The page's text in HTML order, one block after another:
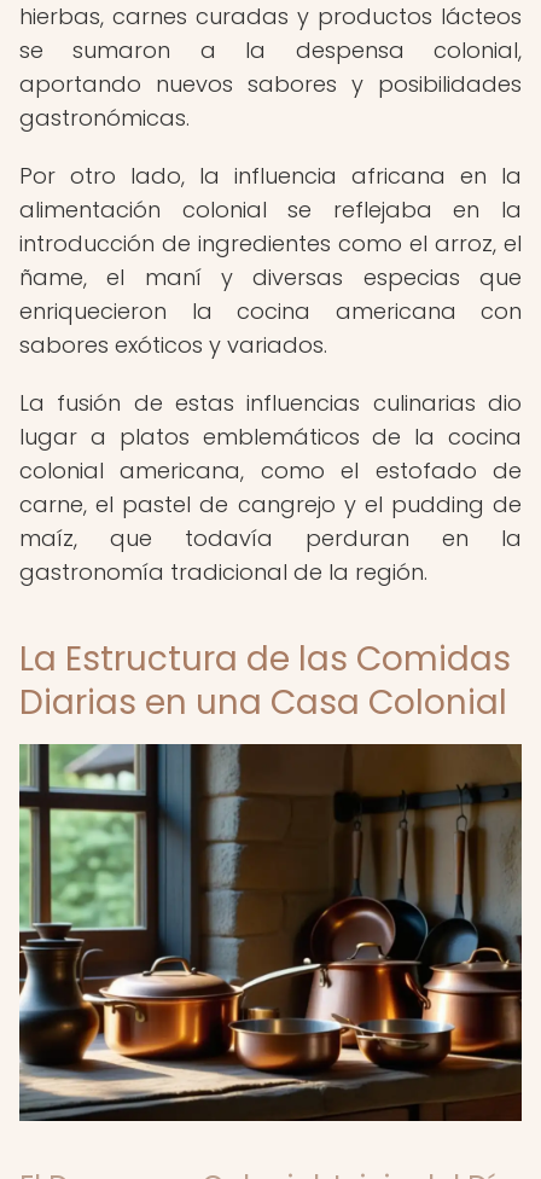
hierbas, carnes curadas y productos lácteos
se sumaron a la despensa colonial,
aportando nuevos sabores y posibilidades
gastronómicas.
Por otro lado, la influencia africana en la
alimentación colonial se reflejaba en la
introducción de ingredientes como el arroz, el
ñame, el maní y diversas especias que
enriquecieron la cocina americana con
sabores exóticos y variados.
La fusión de estas influencias culinarias dio
lugar a platos emblemáticos de la cocina
colonial americana, como el estofado de
carne, el pastel de cangrejo y el pudding de
maíz, que todavía perduran en la
gastronomía tradicional de la región.
La Estructura de las Comidas
Diarias en una Casa Colonial